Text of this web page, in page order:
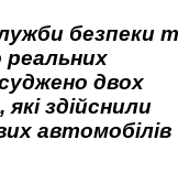
безпеки
реальних
двох
здійснили
автомобілів